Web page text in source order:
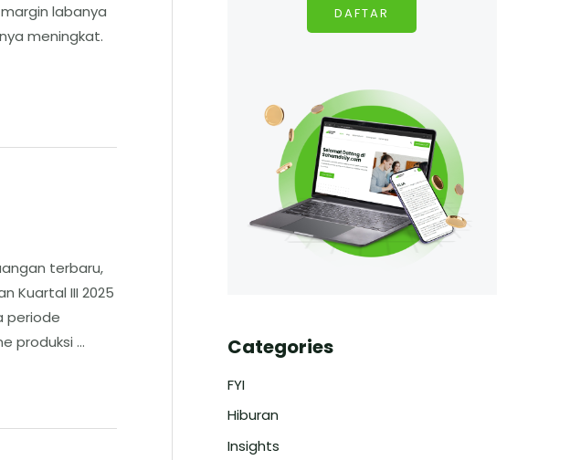
labanya
meningkat.
terbaru,
Kuartal III 2025
periode
produksi …
DAFTAR
Categories
FYI
Hiburan
Insights